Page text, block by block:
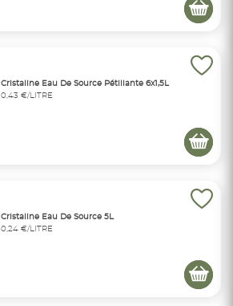
Cristaline Eau De Source Pétillante 6x1,5L
0,43 €/LITRE
Cristaline Eau De Source 5L
0,24 €/LITRE